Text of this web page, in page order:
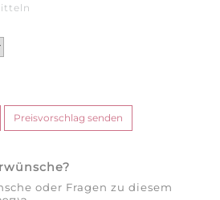
oder Fragen zu diesem